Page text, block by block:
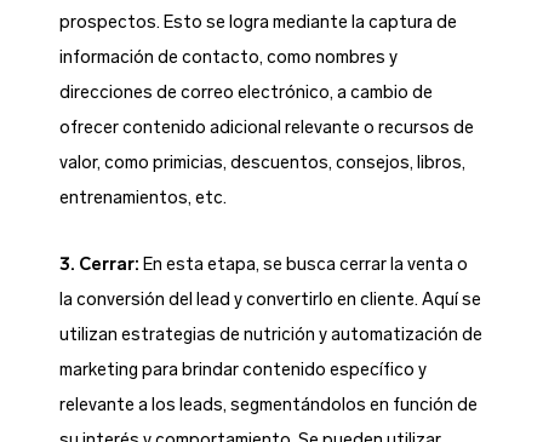
prospectos. Esto se logra mediante la captura de
información de contacto, como nombres y
direcciones de correo electrónico, a cambio de
ofrecer contenido adicional relevante o recursos de
valor, como primicias, descuentos, consejos, libros,
entrenamientos, etc.
3. Cerrar: En esta etapa, se busca cerrar la venta o
la conversión del lead y convertirlo en cliente. Aquí se
utilizan estrategias de nutrición y automatización de
marketing para brindar contenido específico y
relevante a los leads, segmentándolos en función de